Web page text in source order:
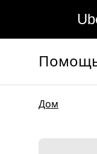
Дом